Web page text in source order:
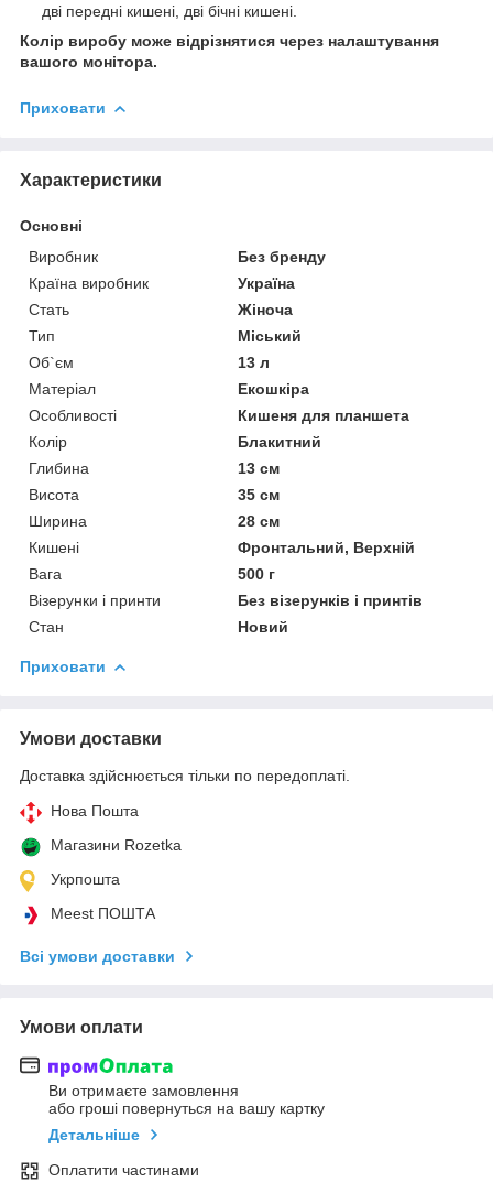
дві передні кишені, дві бічні кишені.
Колір виробу може відрізнятися через налаштування
вашого монітора.
Приховати
Характеристики
Основні
Виробник
Без бренду
Країна виробник
Україна
Стать
Жіноча
Тип
Міський
Об`єм
13 л
Матеріал
Екошкіра
Особливості
Кишеня для планшета
Колір
Блакитний
Глибина
13 см
Висота
35 см
Ширина
28 см
Кишені
Фронтальний, Верхній
Вага
500 г
Візерунки і принти
Без візерунків і принтів
Стан
Новий
Приховати
Умови доставки
Доставка здійснюється тільки по передоплаті.
Нова Пошта
Магазини Rozetka
Укрпошта
Meest ПОШТА
Всі умови доставки
Умови оплати
Ви отримаєте замовлення
або гроші повернуться на вашу картку
Детальніше
Оплатити частинами